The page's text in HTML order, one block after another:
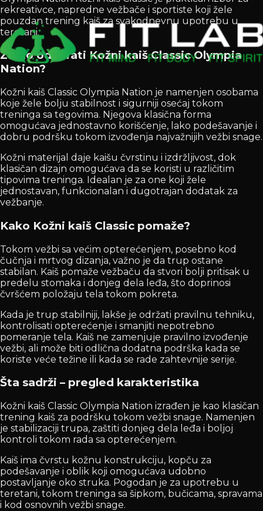
rekreativce, napredne vežbače i sportiste koji žele
pouzdan trening kaiš za svakodnevnu upotrebu u
teretani.
Zašto odabrati Kožni kaiš Classic Olympia
Nation?
Kožni kaiš Classic Olympia Nation je namenjen osobama
koje žele bolju stabilnost i sigurniji osećaj tokom
treninga sa tegovima. Njegova klasična forma
omogućava jednostavno korišćenje, lako podešavanje i
dobru podršku tokom izvođenja najvažnijih vežbi snage.
Kožni materijal daje kaišu čvrstinu i izdržljivost, dok
klasičan dizajn omogućava da se koristi u različitim
tipovima treninga. Idealan je za one koji žele
jednostavan, funkcionalan i dugotrajan dodatak za
vežbanje.
Kako Kožni kaiš Classic pomaže?
Tokom vežbi sa većim opterećenjem, posebno kod
čučnja i mrtvog dizanja, važno je da trup ostane
stabilan. Kaiš pomaže vežbaču da stvori bolji pritisak u
predelu stomaka i donjeg dela leđa, što doprinosi
čvršćem položaju tela tokom pokreta.
Kada je trup stabilniji, lakše je održati pravilnu tehniku,
kontrolisati opterećenje i smanjiti nepotrebno
pomeranje tela. Kaiš ne zamenjuje pravilno izvođenje
vežbi, ali može biti odlična dodatna podrška kada se
koriste veće težine ili kada se rade zahtevnije serije.
Šta sadrži – pregled karakteristika
Kožni kaiš Classic Olympia Nation izrađen je kao klasičan
trening kaiš za podršku tokom vežbi snage. Namenjen
je stabilizaciji trupa, zaštiti donjeg dela leđa i boljoj
kontroli tokom rada sa opterećenjem.
Kaiš ima čvrstu kožnu konstrukciju, kopču za
podešavanje i oblik koji omogućava udobno
postavljanje oko struka. Pogodan je za upotrebu u
teretani, tokom treninga sa šipkom, bučicama, spravama
i kod osnovnih vežbi snage.